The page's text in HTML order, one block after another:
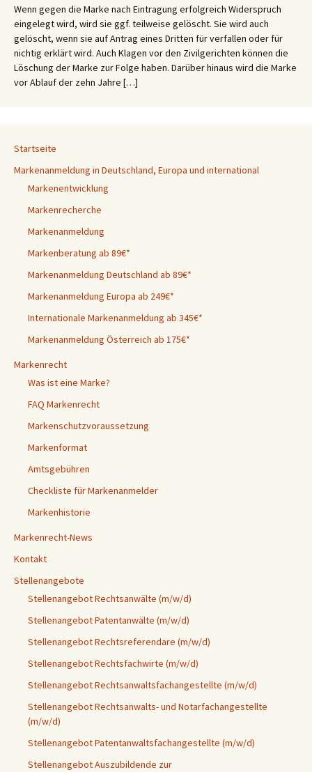
Wenn gegen die Marke nach Eintragung erfolgreich Widerspruch
eingelegt wird, wird sie ggf. teilweise gelöscht. Sie wird auch
gelöscht, wenn sie auf Antrag eines Dritten für verfallen oder für
nichtig erklärt wird. Auch Klagen vor den Zivilgerichten können die
Löschung der Marke zur Folge haben. Darüber hinaus wird die Marke
vor Ablauf der zehn Jahre […]
Startseite
Markenanmeldung in Deutschland, Europa und international
Markenentwicklung
Markenrecherche
Markenanmeldung
Markenberatung ab 89€*
Markenanmeldung Deutschland ab 89€*
Markenanmeldung Europa ab 249€*
Internationale Markenanmeldung ab 345€*
Markenanmeldung Österreich ab 175€*
Markenrecht
Was ist eine Marke?
FAQ Markenrecht
Markenschutzvoraussetzung
Markenformat
Amtsgebühren
Checkliste für Markenanmelder
Markenhistorie
Markenrecht-News
Kontakt
Stellenangebote
Stellenangebot Rechtsanwälte (m/w/d)
Stellenangebot Patentanwälte (m/w/d)
Stellenangebot Rechtsreferendare (m/w/d)
Stellenangebot Rechtsfachwirte (m/w/d)
Stellenangebot Rechtsanwaltsfachangestellte (m/w/d)
Stellenangebot Rechtsanwalts- und Notarfachangestellte
(m/w/d)
Stellenangebot Patentanwaltsfachangestellte (m/w/d)
Stellenangebot Auszubildende zur